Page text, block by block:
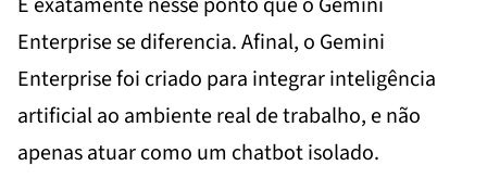
Enterprise se diferencia. Afinal, o Gemini
Enterprise foi criado para integrar inteligência
artificial ao ambiente real de trabalho, e não
apenas atuar como um chatbot isolado.